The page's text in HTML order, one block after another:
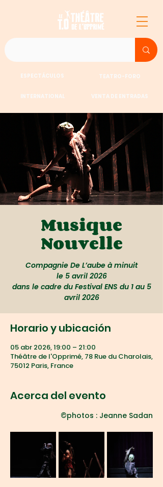
ESPECTÁCULOS TEATRO-FORO
INTERNATIONAL VENTA DE ENTRADAS
Musique
Nouvelle
Compagnie De L’aube à minuit
le 5 avril 2026
dans le cadre du Festival ENS du 1 au 5
avril 2026
Horario y ubicación
05 abr 2026, 19:00 – 21:00
Théâtre de l'Opprimé, 78 Rue du Charolais,
75012 Paris, France
Acerca del evento
©photos : Jeanne Sadan